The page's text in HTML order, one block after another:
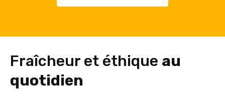
Fraîcheur et éthique au
quotidien